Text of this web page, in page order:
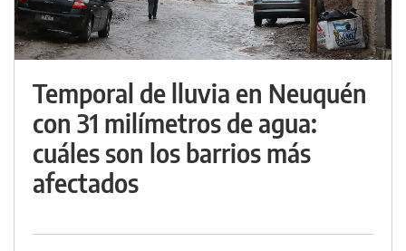
Temporal de lluvia en Neuquén
con 31 milímetros de agua:
cuáles son los barrios más
afectados